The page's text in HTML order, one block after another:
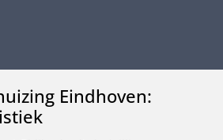
Eindhoven: